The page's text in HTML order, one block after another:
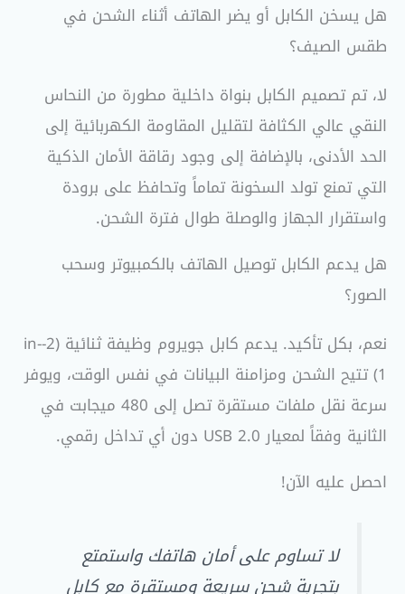
هل يسخن الكابل أو يضر الهاتف أثناء الشحن في
طقس الصيف؟
لا، تم تصميم الكابل بنواة داخلية مطورة من النحاس
النقي عالي الكثافة لتقليل المقاومة الكهربائية إلى
الحد الأدنى، بالإضافة إلى وجود رقاقة الأمان الذكية
التي تمنع تولد السخونة تماماً وتحافظ على برودة
واستقرار الجهاز والوصلة طوال فترة الشحن.
هل يدعم الكابل توصيل الهاتف بالكمبيوتر وسحب
الصور؟
نعم، بكل تأكيد. يدعم كابل جويروم وظيفة ثنائية (2-in-
1) تتيح الشحن ومزامنة البيانات في نفس الوقت، ويوفر
سرعة نقل ملفات مستقرة تصل إلى 480 ميجابت في
الثانية وفقاً لمعيار USB 2.0 دون أي تداخل رقمي.
احصل عليه الآن!
لا تساوم على أمان هاتفك واستمتع
بتجربة شحن سريعة ومستقرة مع كابل